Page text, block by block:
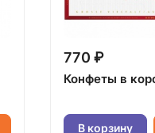
770 ₽
Конфеты в
В корзину